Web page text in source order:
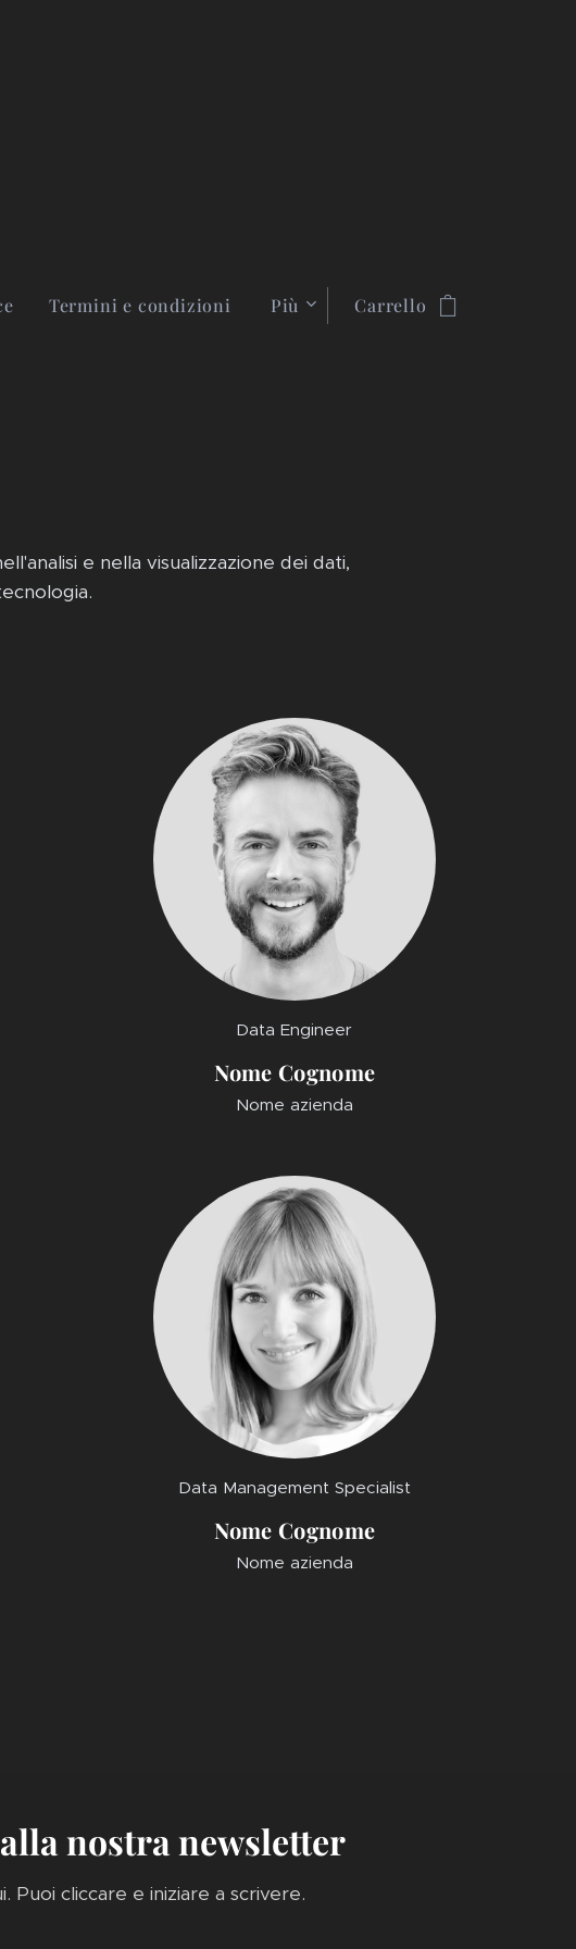
Termini e condizioni Più Carrello
e nella visualizzazione dei dati,
Data Engineer
Nome Cognome
Nome azienda
Data Management Specialist
Nome Cognome
Nome azienda
nostra newsletter
Puoi cliccare e iniziare a scrivere.